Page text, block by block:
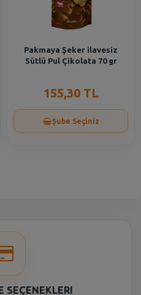
Pakmaya Şeker ilavesiz
Sütlü Pul Çikolata 70 gr
155,30 TL
Şube Seçiniz
SEÇENEKLERI